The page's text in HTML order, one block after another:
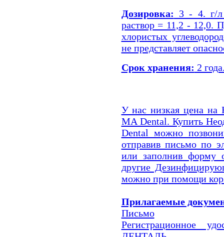
Дозировка: 3 - 4. г/л
раствор = 11,2 - 12,0.
хлористых
не представляет
Срок хранения: 2
У нас низкая цена
MA Dental. Купить
Dental можно
отправив письмо по
или заполнив форму
другие
можно при помощи
Прилагаемые
Письмо
Регистрационное